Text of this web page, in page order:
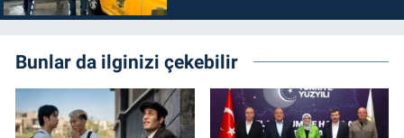
Bunlar da ilginizi çekebilir